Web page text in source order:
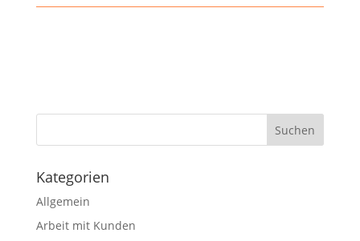
Kategorien
Allgemein
Arbeit mit Kunden